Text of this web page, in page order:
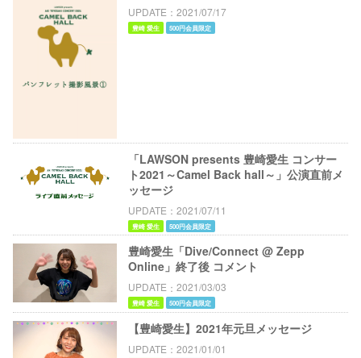
UPDATE 2021/07/17
豊崎 愛生 500円会員限定
「LAWSON presents 豊崎愛生 コンサー
ト2021～Camel Back hall～」公演直前メ
ッセージ
UPDATE 2021/07/11
豊崎 愛生 500円会員限定
豊崎愛生「Dive/Connect @ Zepp
Online」終了後 コメント
UPDATE 2021/03/03
豊崎 愛生 500円会員限定
【豊崎愛生】2021年元旦メッセージ
UPDATE 2021/01/01